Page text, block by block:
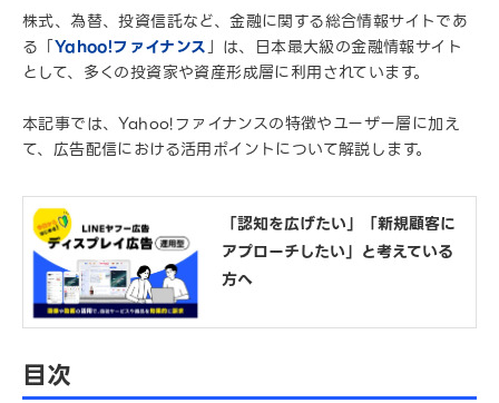
株式、為替、投資信託など、金融に関する総合情報サイトであ
る「Yahoo!ファイナンス」は、日本最大級の金融情報サイト
として、多くの投資家や資産形成層に利用されています。
本記事では、Yahoo!ファイナンスの特徴やユーザー層に加え
て、広告配信における活用ポイントについて解説します。
「認知を広げたい」「新規顧客に
アプローチしたい」と考えている
方へ
目次